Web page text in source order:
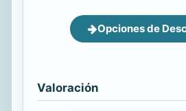
Opciones de
Valoración